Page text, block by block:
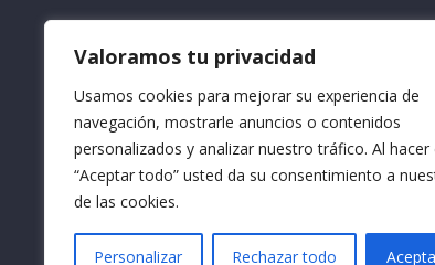
Valoramos tu privacidad
Usamos cookies para mejorar su experiencia de
navegación, mostrarle anuncios o contenidos
personalizados y analizar nuestro tráfico. Al hacer
“Aceptar todo” usted da su consentimiento a
de las cookies.
Personalizar Rechazar todo
ORGANISMO SIN ÁNIMO DE LUCRO
Nº Registro 612695
Teléfono: 953 56 83 66
Horario Mañana: De Lunes a Viernes
9:30 a 13:30
16:30 a 18:30